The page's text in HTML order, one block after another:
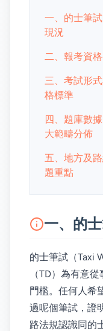
一、的士筆
現況
二、報考資
三、考試形
格標準
四、題庫數
大範疇分佈
五、地方及
題重點
一、的
的士筆試（Taxi
（TD）為有意
門檻。任何人希
過呢個筆試，證
路法規認識同的